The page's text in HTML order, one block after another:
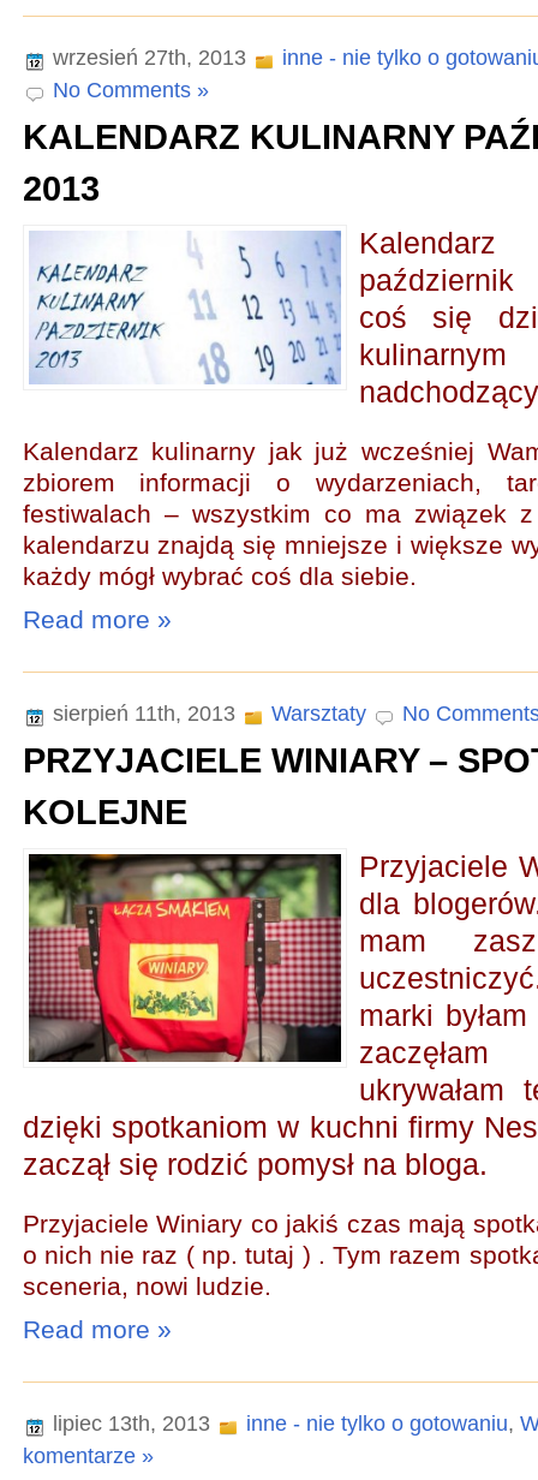
wrzesień 27th, 2013
inne - nie tylko o
No Comments »
KALENDARZ KULINARNY
2013
coś się
Kalendarz kulinarny jak już wcześniej
zbiorem informacji o wydarzeniach,
festiwalach – wszystkim co ma związek
kalendarzu znajdą się mniejsze i większe
każdy mógł wybrać coś dla siebie.
Read more »
sierpień 11th, 2013 Warsztaty No
PRZYJACIELE WINIARY –
KOLEJNE
Przyjaciele
dla
mam
marki
ukrywałam
dzięki spotkaniom w kuchni firmy
zaczął się rodzić pomysł na bloga.
Przyjaciele Winiary co jakiś czas mają
o nich nie raz ( np.tutaj ) . Tym razem
sceneria, nowi ludzie.
Read more »
lipiec 13th, 2013 inne - nie tylko o gotowaniu,
komentarze »